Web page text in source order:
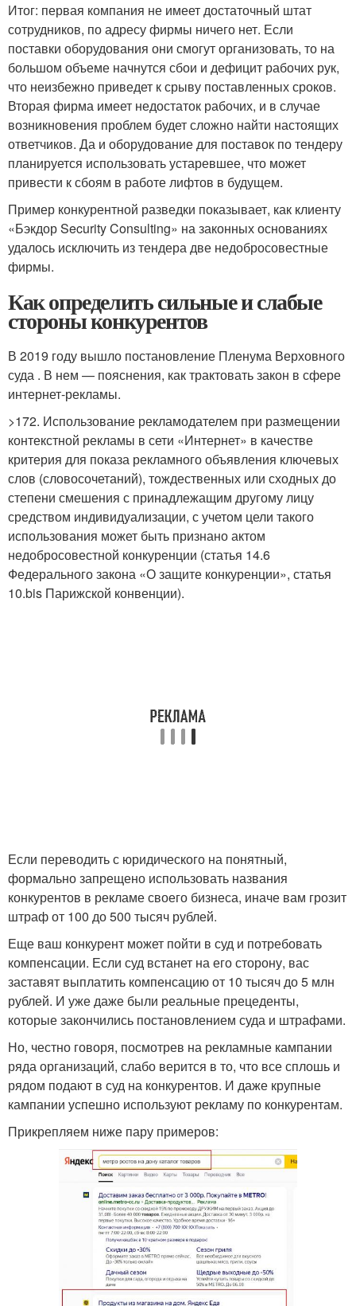
Итог: первая компания не имеет достаточный штат
сотрудников, по адресу фирмы ничего нет. Если
поставки оборудования они смогут организовать, то на
большом объеме начнутся сбои и дефицит рабочих рук,
что неизбежно приведет к срыву поставленных сроков.
Вторая фирма имеет недостаток рабочих, и в случае
возникновения проблем будет сложно найти настоящих
ответчиков. Да и оборудование для поставок по тендеру
планируется использовать устаревшее, что может
привести к сбоям в работе лифтов в будущем.
Пример конкурентной разведки показывает, как клиенту
«Бэкдор Security Consulting» на законных основаниях
удалось исключить из тендера две недобросовестные
фирмы.
Как определить сильные и слабые
стороны конкурентов
В 2019 году вышло постановление Пленума Верховного
суда . В нем — пояснения, как трактовать закон в сфере
интернет-рекламы.
>172. Использование рекламодателем при размещении
контекстной рекламы в сети «Интернет» в качестве
критерия для показа рекламного объявления ключевых
слов (словосочетаний), тождественных или сходных до
степени смешения с принадлежащим другому лицу
средством индивидуализации, с учетом цели такого
использования может быть признано актом
недобросовестной конкуренции (статья 14.6
Федерального закона «О защите конкуренции», статья
10.bis Парижской конвенции).
Если переводить с юридического на понятный,
формально запрещено использовать названия
конкурентов в рекламе своего бизнеса, иначе вам грозит
штраф от 100 до 500 тысяч рублей.
Еще ваш конкурент может пойти в суд и потребовать
компенсации. Если суд встанет на его сторону, вас
заставят выплатить компенсацию от 10 тысяч до 5 млн
рублей. И уже даже были реальные прецеденты,
которые закончились постановлением суда и штрафами.
Но, честно говоря, посмотрев на рекламные кампании
ряда организаций, слабо верится в то, что все сплошь и
рядом подают в суд на конкурентов. И даже крупные
кампании успешно используют рекламу по конкурентам.
Прикрепляем ниже пару примеров: